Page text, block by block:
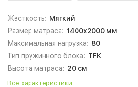
Жесткость: Мягкий
Размер матраса: 1400х2000 мм
Максимальная нагрузка: 80
Тип пружинного блока: TFK
Высота матраса: 20 см
Все характеристики